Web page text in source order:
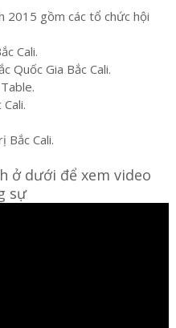
2015 gồm các tổ chức hội
Cali.
Quốc Gia Bắc Cali.
Bắc Cali.
ở dưới để xem video
sự